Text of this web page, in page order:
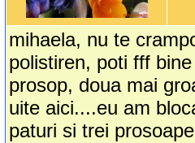
mihaela, nu te
polistiren, poti fff
prosop, doua mai
uite aici....eu am
paturi si trei